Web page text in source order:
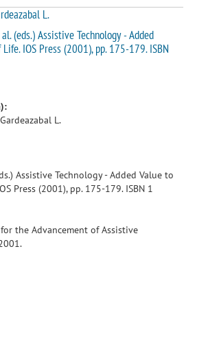
L.
(eds.) Assistive Technology - Added
IOS Press (2001), pp. 175-179. ISBN
L.
Assistive Technology - Added Value to
Press (2001), pp. 175-179. ISBN 1
the Advancement of Assistive